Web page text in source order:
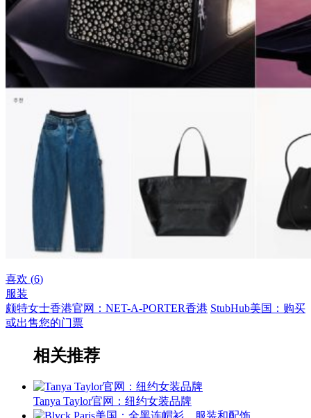
喜欢 (6)
服装
颇特女士香港官网：NET-A-PORTER香港 StubHub美国：购买
或出售您的门票
相关推荐
Tanya Taylor官网：纽约女装品牌